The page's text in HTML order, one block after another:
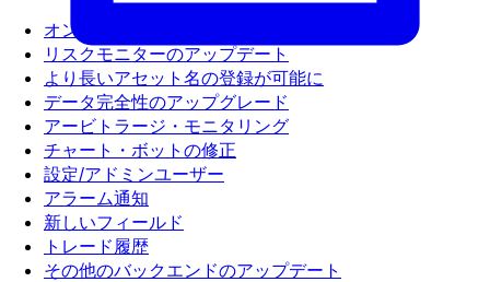
オンライン未確定PnLを実装
リスクモニターのアップデート
より長いアセット名の登録が可能に
データ完全性のアップグレード
アービトラージ・モニタリング
チャート・ボットの修正
設定/アドミンユーザー
アラーム通知
新しいフィールド
トレード履歴
その他のバックエンドのアップデート